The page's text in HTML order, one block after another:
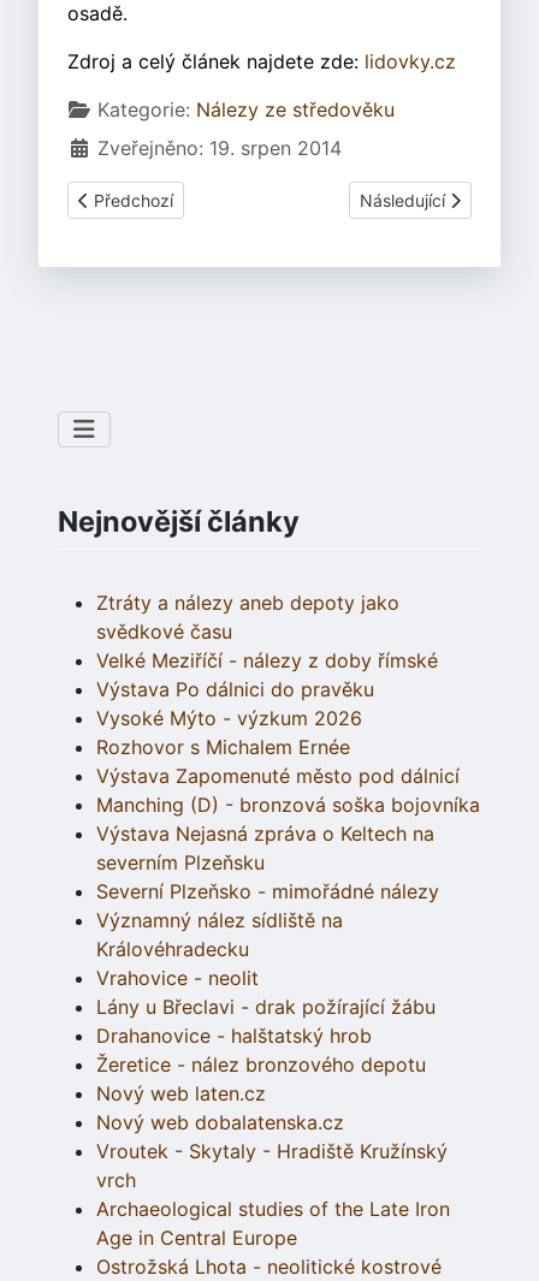
osadě.
Zdroj a celý článek najdete zde: lidovky.cz
Základní údaje
Kategorie: Nálezy ze středověku
Zveřejněno: 19. srpen 2014
Předchozí článek: Vyšehrad vydal nález století
Předchozí Další článek: Izrael -
Následující
Nejnovější články
Ztráty a nálezy aneb depoty jako
svědkové času
Velké Meziříčí - nálezy z doby římské
Výstava Po dálnici do pravěku
Vysoké Mýto - výzkum 2026
Rozhovor s Michalem Ernée
Výstava Zapomenuté město pod dálnicí
Manching (D) - bronzová soška bojovníka
Výstava Nejasná zpráva o Keltech na
severním Plzeňsku
Severní Plzeňsko - mimořádné nálezy
Významný nález sídliště na
Královéhradecku
Vrahovice - neolit
Lány u Břeclavi - drak požírající žábu
Drahanovice - halštatský hrob
Žeretice - nález bronzového depotu
Nový web laten.cz
Nový web dobalatenska.cz
Vroutek - Skytaly - Hradiště Kružínský
vrch
Archaeological studies of the Late Iron
Age in Central Europe
Ostrožská Lhota - neolitické kostrové